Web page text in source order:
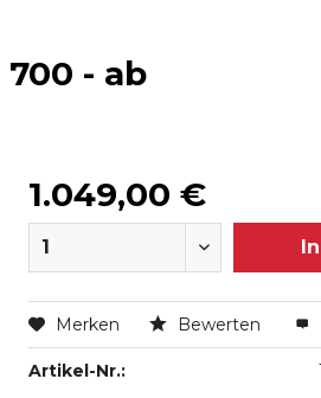
- ab
1.049,00 €
Merken Bewerten
Artikel-Nr.: